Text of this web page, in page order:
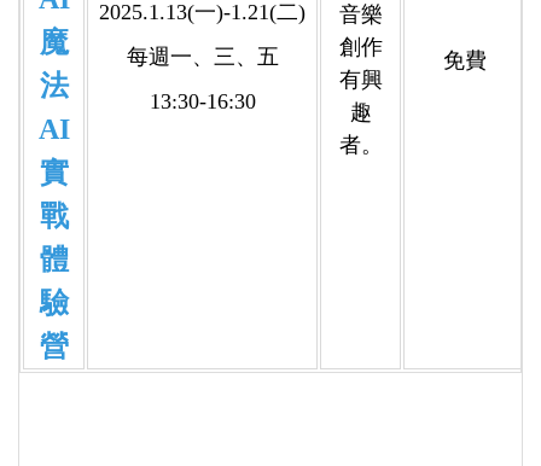
魔
法
AI
實
戰
體
驗
營
2025.1.13(一)-1.21(二)
每週一、三、五
13:30-16:30
音樂
創作
有興
趣
者。
免費